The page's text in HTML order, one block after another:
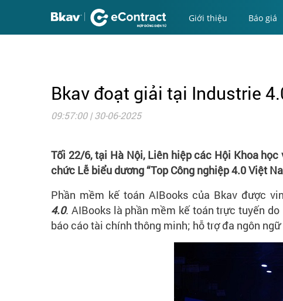
Giới thiệu Báo giá
Bkav đoạt giải tại Industrie
09:57:00 | 30-06-2025
Tối 22/6, tại Hà Nội, Liên hiệp các Hội Khoa
chức Lễ biểu dương “Top Công nghiệp 4.0 Việt
Phần mềm kế toán AIBooks của Bkav được
4.0. AIBooks là phần mềm kế toán trực tuyến
báo cáo tài chính thông minh; hỗ trợ đa ngôn